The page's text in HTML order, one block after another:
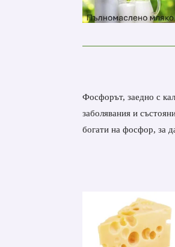
Фосфорът, заедно с
заболявания и
богати на фосфор, за